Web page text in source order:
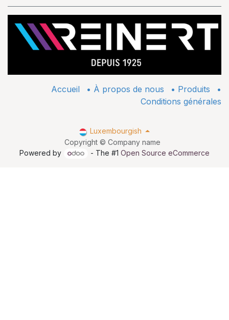
Accueil • À propos de nous • ​Produits
•
Conditions générales
Copyright © Company name
Luxembourgish
Powered by - The #1 Open Source eCommerce